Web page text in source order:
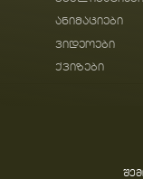
ანიმაციები
ვიდეოები
ქვიზები